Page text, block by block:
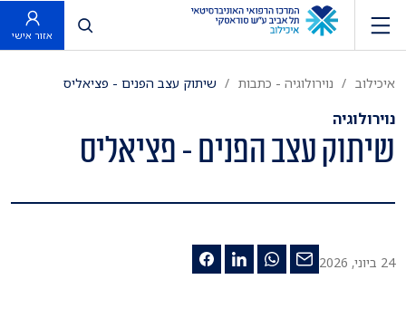
פתח חיפוש
אזור אישי
איכילוב נוירולוגיה - כתבות שיתוק עצב הפנים - פציאליס
נוירולוגיה
שיתוק עצב הפנים - פציאליס
24 ביוני, 2026